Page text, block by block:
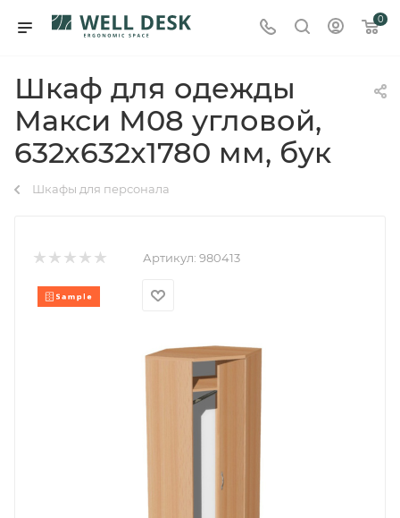
0
Шкаф для одежды
Макси М08 угловой,
632x632x1780 мм, бук
Шкафы для персонала
Артикул: 980413